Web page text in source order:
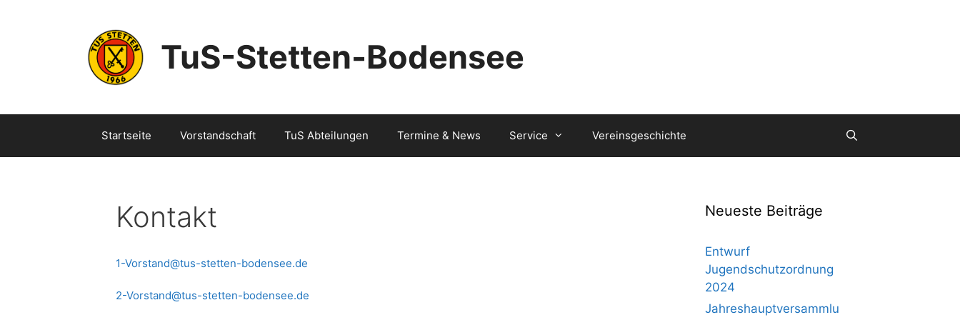
TuS-Stetten-Bodensee
Startseite Vorstandschaft TuS Abteilungen Termine & News Service Vereinsgeschichte
Kontakt
1-Vorstand@tus-stetten-bodensee.de
2-Vorstand@tus-stetten-bodensee.de
Neueste Beiträge
Entwurf
Jugendschutzordnung
2024
Jahreshauptversammlu